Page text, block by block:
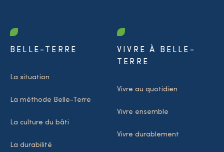
BELLE-TERRE
La situation
La méthode Belle-Terre
La culture du bâti
La durabilité
VIVRE À BELLE-
TERRE
Vivre au quotidien
Vivre ensemble
Vivre durablement